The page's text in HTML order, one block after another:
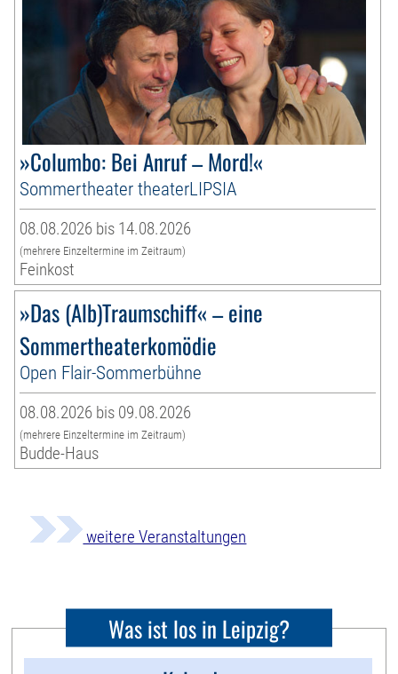
»Columbo: Bei Anruf – Mord!«
Sommertheater theaterLIPSIA
08.08.2026 bis 14.08.2026
(mehrere Einzeltermine im Zeitraum)
Feinkost
»Das (Alb)Traumschiff« – eine
Sommertheaterkomödie
Open Flair-Sommerbühne
08.08.2026 bis 09.08.2026
(mehrere Einzeltermine im Zeitraum)
Budde-Haus
weitere Veranstaltungen
Was ist los in Leipzig?